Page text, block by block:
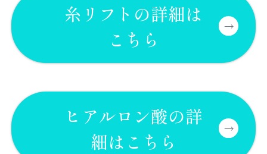
糸リフトの詳細は
こちら
ヒアルロン酸の詳
細はこちら